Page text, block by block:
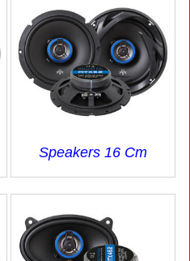
Speakers 16 Cm